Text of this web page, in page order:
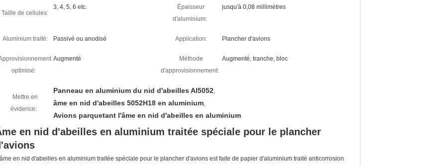
Taille de cellules:
3, 4, 5, 6 etc.
Épaisseur
d'aluminium:
jusqu'à 0,08 millimètres
Aluminium traité: Passivé ou anodisé Application: Plancher d'avions
optimisé:
Augmenté
Méthode
d'approvisionnement:
Augmenté, tranche, bloc
Mettre en
évidence:
Panneau en aluminium du nid d'abeilles Al5052,
âme en nid d'abeilles 5052H18 en aluminium,
Avions parquetant l'âme en nid d'abeilles en aluminium
en nid d'abeilles en aluminium traitée spéciale pour le plancher
en nid d'abeilles en aluminium traitée spéciale pour le plancher d'avions est faite de papier d'aluminium traité anticorrosion